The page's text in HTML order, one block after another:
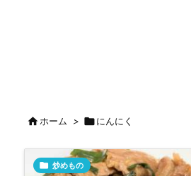
ホーム > にんにく
 炒めもの